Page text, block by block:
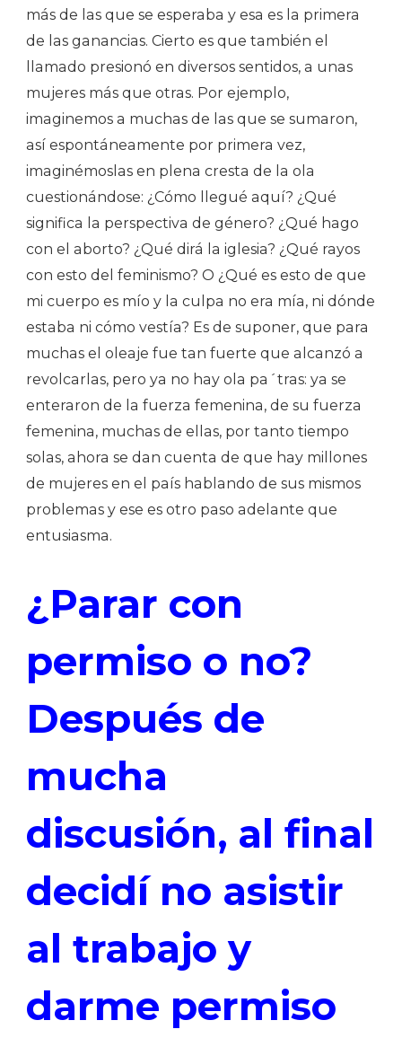
más de las que se esperaba y esa es la primera
de las ganancias. Cierto es que también el
llamado presionó en diversos sentidos, a unas
mujeres más que otras. Por ejemplo,
imaginemos a muchas de las que se sumaron,
así espontáneamente por primera vez,
imaginémoslas en plena cresta de la ola
cuestionándose: ¿Cómo llegué aquí? ¿Qué
significa la perspectiva de género? ¿Qué hago
con el aborto? ¿Qué dirá la iglesia? ¿Qué rayos
con esto del feminismo? O ¿Qué es esto de que
mi cuerpo es mío y la culpa no era mía, ni dónde
estaba ni cómo vestía? Es de suponer, que para
muchas el oleaje fue tan fuerte que alcanzó a
revolcarlas, pero ya no hay ola pa´tras: ya se
enteraron de la fuerza femenina, de su fuerza
femenina, muchas de ellas, por tanto tiempo
solas, ahora se dan cuenta de que hay millones
de mujeres en el país hablando de sus mismos
problemas y ese es otro paso adelante que
entusiasma.
¿Parar con
permiso o no?
Después de
mucha
discusión, al final
decidí no asistir
al trabajo y
darme permiso